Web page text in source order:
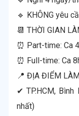
🔹 KHÔNG yêu
📆 THỜI GIAN
⏰ Part-time: Ca
⏰ Full-time: Ca
📍 ĐỊA ĐIỂM
✔ TP.HCM,
nhất)